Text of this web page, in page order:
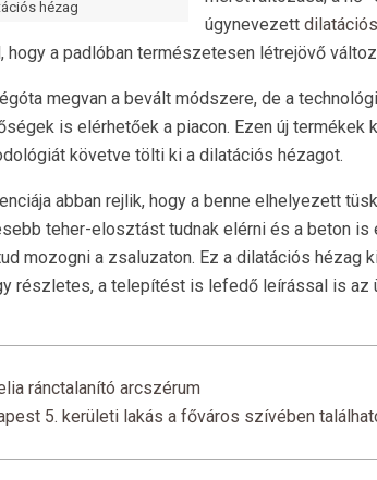
hézag
úgynevezett
hogy a padlóban természetesen létrejövő
megvan a bevált módszere, de a
is elérhetőek a piacon. Ezen új
követve tölti ki a dilatációs hézagot.
abban rejlik, hogy a benne elhelyezett
teher-elosztást tudnak elérni és a beton
mozogni a zsaluzaton. Ez a dilatációs hézag
részletes, a telepítést is lefedő leírással is az
ránctalanító arcszérum
5. kerületi lakás a főváros szívében